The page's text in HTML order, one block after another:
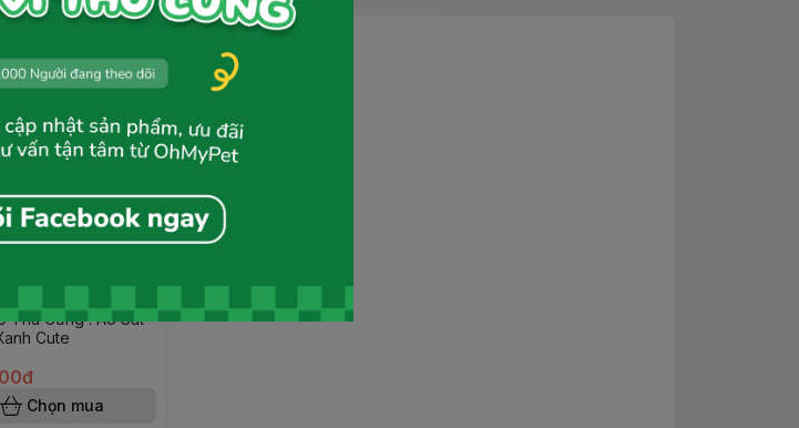
Thú Cưng : Áo Sát
Cute
Chọn mua